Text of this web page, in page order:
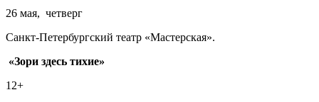
26 мая, четверг
Санкт-Петербургский театр «Мастерская».
«Зори здесь тихие»
12+